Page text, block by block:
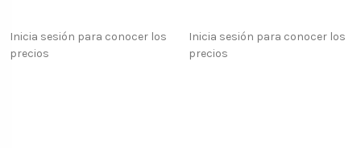
Inicia sesión para conocer los
precios
Inicia sesión para conocer los
precios